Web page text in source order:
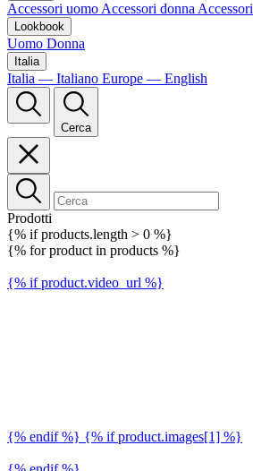
Accessori uomoAccessori donna
Lookbook
Uomo Donna
Italia
Italia — Italiano Europe — English
Cerca
Prodotti
{% if products.length > 0 %}
{% for product in products %}
{% if product.video_url %}
{% endif %} {% if product.images[1] %}